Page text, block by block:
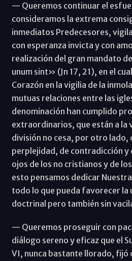
— Queremos continuar el
consideramos la extrema
inmediatos Predecesores,
con esperanza invicta y con
realización del gran mandato
unum sint» (Jn 17, 21), en el
Corazón en la vigilia de la
mutuas relaciones entre las
denominación han cumplido
extraordinarios, que están a la
división no cesa, por otro lado,
perplejidad, de contradicción y
ojos de los no cristianos y de
esto pensamos dedicar
todo lo que pueda favorecer la
doctrinal pero también sin
— Queremos proseguir con
diálogo sereno y eficaz que el
VI, nunca bastante llorado, fijó